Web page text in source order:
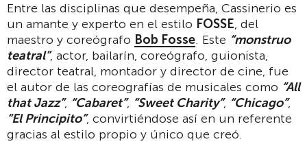
Entre las disciplinas que desempeña, Cassinerio es
un amante y experto en el estilo FOSSE, del
maestro y coreógrafo Bob Fosse. Este “monstruo
teatral”, actor, bailarín, coreógrafo, guionista,
director teatral, montador y director de cine, fue
el autor de las coreografías de musicales como “All
that Jazz”, “Cabaret”, “Sweet Charity”, “Chicago”,
“El Principito”, convirtiéndose así en un referente
gracias al estilo propio y único que creó.